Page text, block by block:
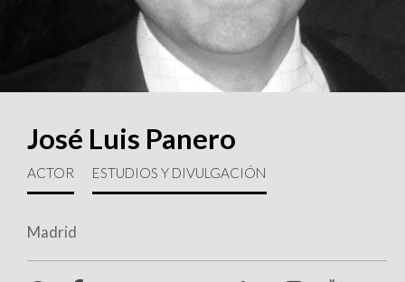
José Luis Panero
ACTOR ESTUDIOS Y DIVULGACIÓN
Madrid